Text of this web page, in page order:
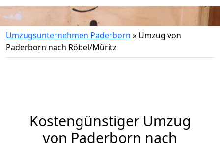
Umzugsunternehmen Paderborn » Umzug von
Paderborn nach Röbel/Müritz
Kostengünstiger Umzug
von Paderborn nach